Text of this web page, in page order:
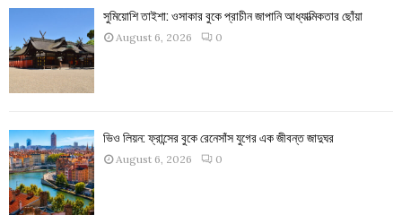
সুমিয়োশি তাইশা: ওসাকার বুকে প্রাচীন জাপানি আধ্যাত্মিকতার ছোঁয়া
August 6, 2026 0
ভিও লিয়ন: ফ্রান্সের বুকে রেনেসাঁস যুগের এক জীবন্ত জাদুঘর
August 6, 2026 0